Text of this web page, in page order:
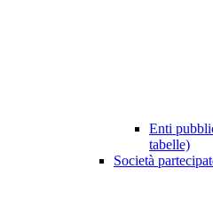
Enti
tabelle)
Società